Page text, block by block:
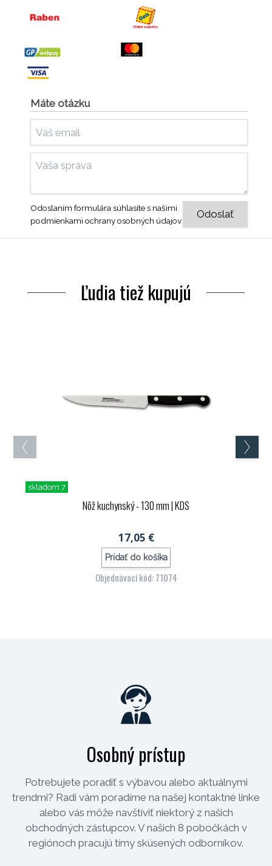
Máte otázku
Odoslaním formulára súhlasíte s našimi
podmienkami ochrany osobných údajov
Ľudia tiež kupujú
skladom 7
Nôž kuchynský - 130 mm| KDS
17,05 €
Pridať do košíka
Objednávací kód: 71074
Osobný prístup
Potrebujete poradiť s výbavou alebo aktuálnymi
trendmi? Radi vám poradíme na našej kontaktné linke
alebo vás môže navštíviť niektorý z našich
obchodných zástupcov. V našich 8 pobočkách v
regiónoch pracujú tímy skúsených odborníkov.